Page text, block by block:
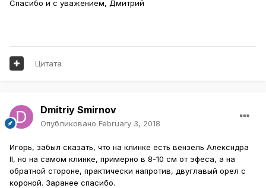
Спасибо и с уважением, Дмитрий
Цитата
Dmitriy Smirnov
Опубликовано February 3, 2018
Игорь, забыл сказать, что на клинке есть вензель Алексндра
II, но на самом клинке, примерно в 8-10 см от эфеса, а на
обратной стороне, практически напротив, двуглавый орел с
короной. Заранее спасибо.